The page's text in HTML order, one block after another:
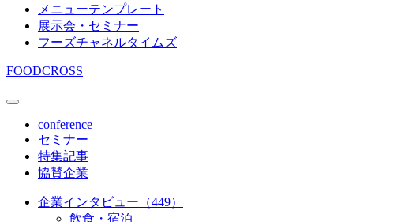
メニューテンプレート
展示会・セミナー
フーズチャネルタイムズ
FOODCROSS
conference
セミナー
特集記事
協賛企業
企業インタビュー（449）
飲食・宿泊